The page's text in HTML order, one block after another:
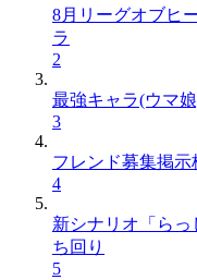
8月リーグオブヒ
ラ
2
最強キャラ(ウマ
3
フレンド募集掲
4
新シナリオ「ら
ち回り
5